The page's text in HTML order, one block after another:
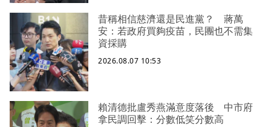
昔稱相信慈濟還是民進黨？ 蔣萬
安：若政府買夠疫苗，民團也不需集
資採購
2026.08.07 10:53
賴清德批盧秀燕滿意度落後 中市府
拿民調回擊：分數低笑分數高